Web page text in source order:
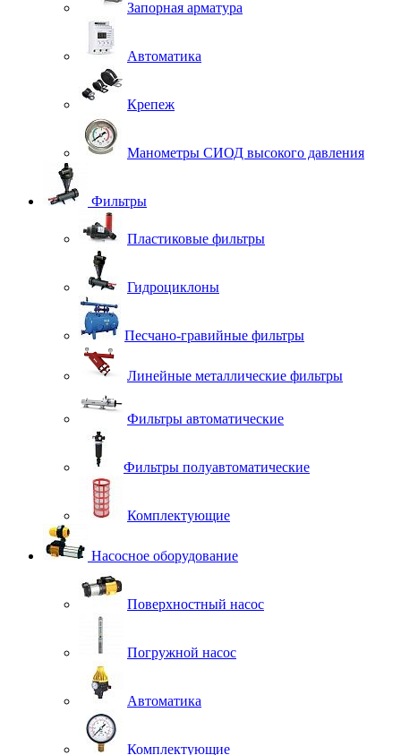
Запорная арматура
Автоматика
Крепеж
Манометры СИОД высокого давления
Фильтры
Пластиковые фильтры
Гидроциклоны
Песчано-гравийные фильтры
Линейные металлические фильтры
Фильтры автоматические
Фильтры полуавтоматические
Комплектующие
Насосное оборудование
Поверхностный насос
Погружной насос
Автоматика
Комплектующие